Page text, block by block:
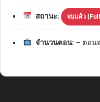
สถานะ: จบแล้ว
จำนวนตอน: – ตอน